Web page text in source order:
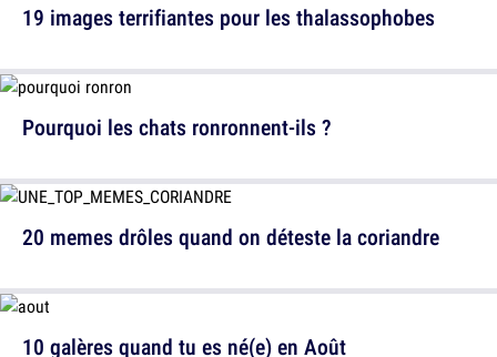
Pourquoi les chats ronronnent-ils ?
10 galères quand tu es né(e) en Août
19 images terrifiantes pour les thalassophobes
20 memes drôles quand on déteste la coriandre